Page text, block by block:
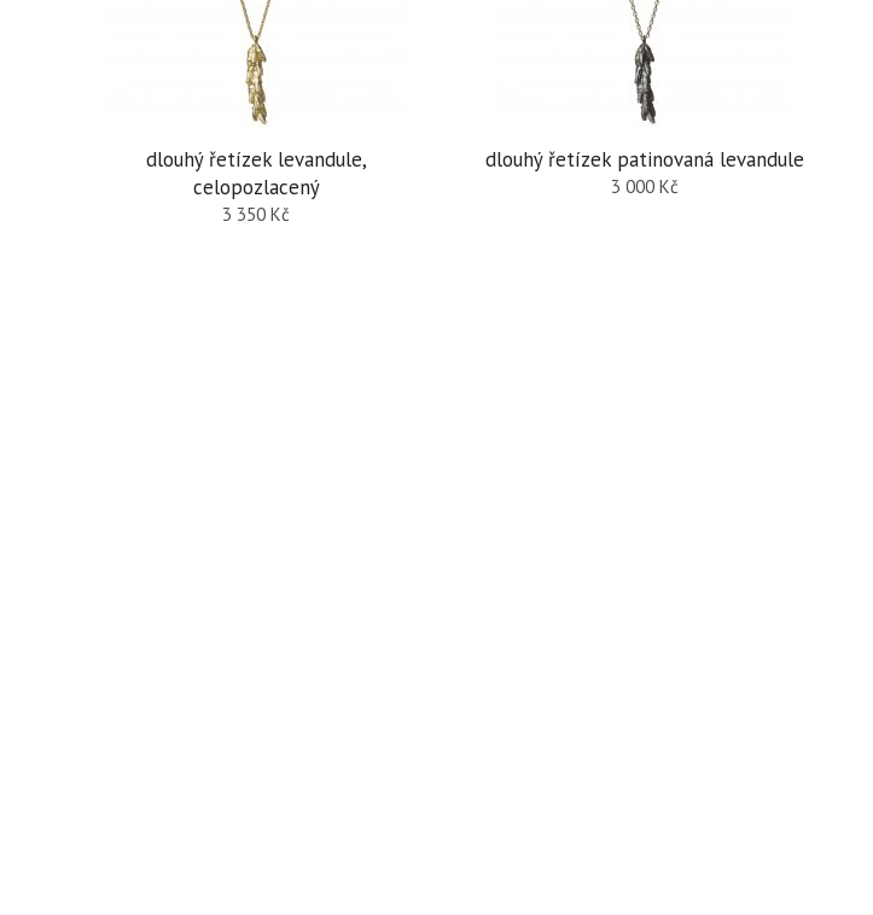
dlouhý řetízek levandule,
celopozlacený
3 350Kč
dlouhý řetízek patinovaná levandule
3 000Kč